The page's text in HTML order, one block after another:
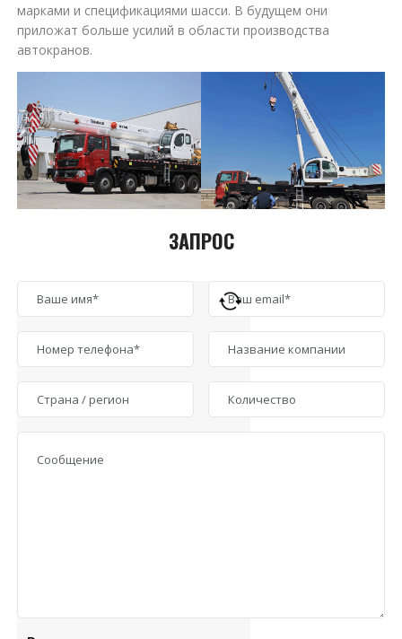
марками и спецификациями шасси. В будущем они
приложат больше усилий в области производства
автокранов.
ЗАПРОС